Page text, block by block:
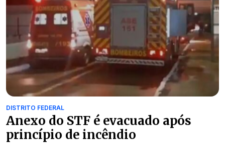
DISTRITO FEDERAL
Anexo do STF é evacuado após
princípio de incêndio